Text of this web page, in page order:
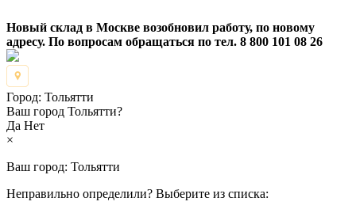
Новый склад в Москве возобновил работу, по новому
адресу. По вопросам обращаться по тел. 8 800 101 08 26
Город: Тольятти
Ваш город Тольятти?
Да Нет
×
Ваш город: Тольятти
Неправильно определили? Выберите из списка: